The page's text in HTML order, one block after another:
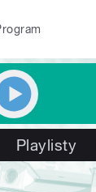
Playlisty